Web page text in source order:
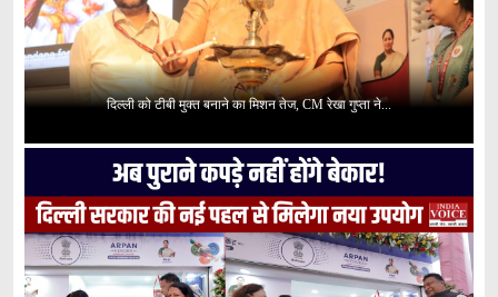
दिल्ली को टीबी मुक्त बनाने का मिशन तेज, CM रेखा गुप्ता ने...